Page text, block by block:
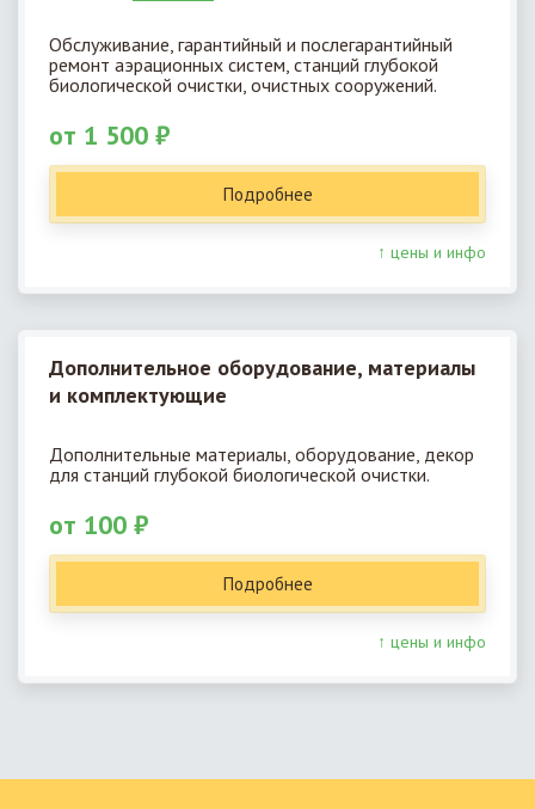
Обслуживание, гарантийный и послегарантийный
ремонт аэрационных систем, станций глубокой
биологической очистки, очистных сооружений.
от 1 500 ₽
Подробнее
↑ цены и инфо
Дополнительное оборудование, материалы
и комплектующие
Дополнительные материалы, оборудование, декор
для станций глубокой биологической очистки.
от 100 ₽
Подробнее
↑ цены и инфо